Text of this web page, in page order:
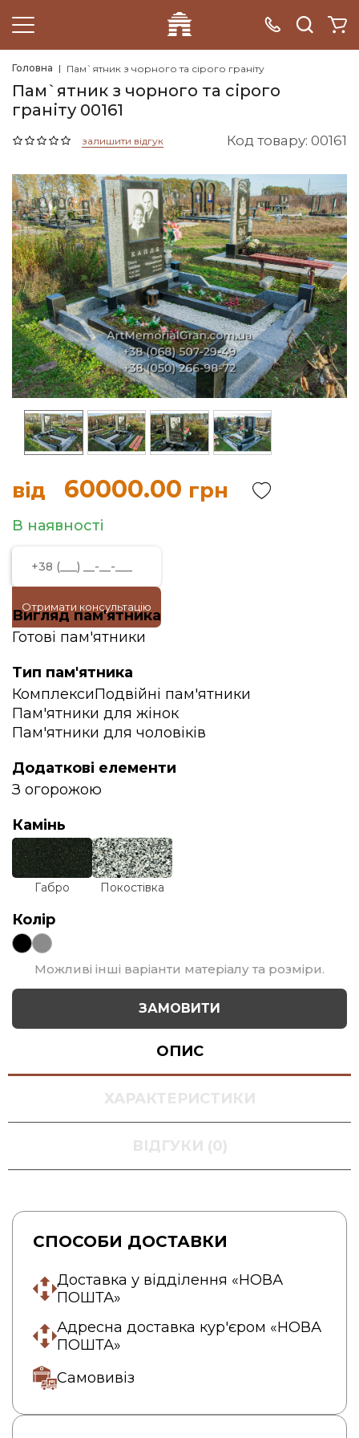
Головна Пам`ятник з чорного та сірого граніту
Пам`ятник з чорного та сірого
граніту 00161
залишити відгук Код товару: 00161
від 60000.00 грн
В наявності
Отримати консультацію
Вигляд пам'ятника
Готові пам'ятники
Тип пам'ятника
КомплексиПодвійні пам'ятники
Пам'ятники для жінок
Пам'ятники для чоловіків
Додаткові елементи
З огорожою
Камінь
Габро Покостівка
Колір
Можливі інші варіанти матеріалу та розміри.
ЗАМОВИТИ
ОПИС
ХАРАКТЕРИСТИКИ
ВІДГУКИ (0)
СПОСОБИ ДОСТАВКИ
Доставка у відділення «НОВА
ПОШТА»
Адресна доставка кур'єром «НОВА
ПОШТА»
Самовивіз